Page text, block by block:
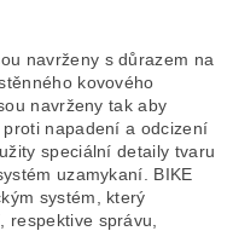
navrženy s důrazem na
kovového
navrženy tak aby
napadení a odcizení
speciální detaily tvaru
uzamykaní. BIKE
systém, který
respektive správu,